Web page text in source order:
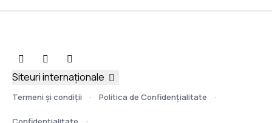
Termeni şi condiţii Politica de Confidențialitate
Siteuri internaționale